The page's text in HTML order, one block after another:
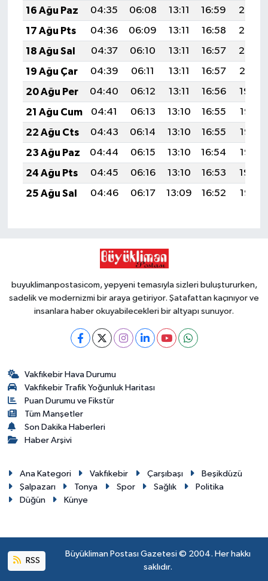
16 Ağu Paz
04:35 06:08 13:11 16:59
20:05
17 Ağu Pts
04:36 06:09 13:11 16:58
20:03
18 Ağu Sal
04:37 06:10 13:11 16:57
20:02
19 Ağu Çar
04:39 06:11 13:11 16:57
20:01
20 Ağu Per
04:40 06:12 13:11 16:56
19:59
21 Ağu Cum
04:41 06:13 13:10 16:55
19:58
22 Ağu Cts
04:43 06:14 13:10 16:55
19:56
23 Ağu Paz
04:44 06:15 13:10 16:54
19:55
24 Ağu Pts
04:45 06:16 13:10 16:53
19:54
25 Ağu Sal
04:46 06:17 13:09 16:52 19:52
buyuklimanpostasicom, yepyeni temasıyla sizleri buluştururken,
sadelik ve modernizmi bir araya getiriyor. Şatafattan kaçınıyor ve
insanlara haber okuyabilecekleri bir altyapı sunuyor.
Vakfıkebir Hava Durumu
Vakfıkebir Trafik Yoğunluk Haritası
Puan Durumu ve Fikstür
Tüm Manşetler
Son Dakika Haberleri
Haber Arşivi
Ana Kategori Vakfıkebir Çarşıbaşı
Beşikdüzü
Şalpazarı
Tonya Spor Sağlık
Politika
Düğün
Künye
RSS
Büyükliman Postası Gazetesi © 2004. Her hakkı
saklıdır.